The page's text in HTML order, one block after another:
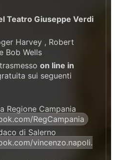
Teatro Giuseppe Verdi
Harvey , Robert
Bob Wells
on line in
sui seguenti
Regione Campania
RegCampania
di Salerno
vincenzo.napoli.